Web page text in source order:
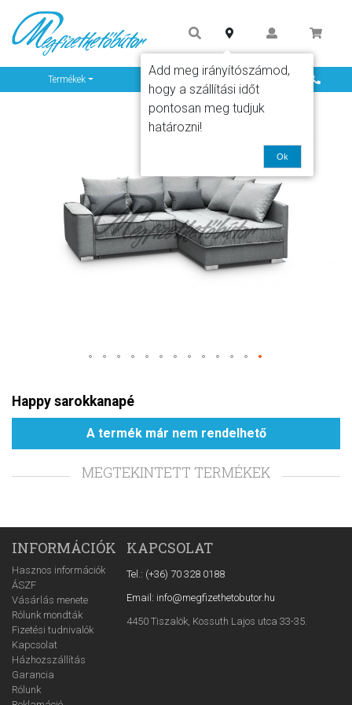
Termékek Info
Happy sarokkanapé
A termék már nem rendelhető
MEGTEKINTETT TERMÉKEK
INFORMÁCIÓK
Hasznos információk
ÁSZF
Vásárlás menete
Rólunk mondták
Fizetési tudnivalók
Kapcsolat
Házhozszállítás
Garancia
Rólunk
KAPCSOLAT
Tel.: (+36) 70 328 0188
Email: info@megfizethetobutor.hu
4450 Tiszalök, Kossuth Lajos utca 33-35.
Add meg irányítószámod,
hogy a szállítási időt
pontosan meg tudjuk
határozni!
Ok